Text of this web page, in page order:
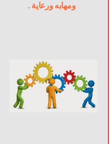
ومهابه ورعاية .